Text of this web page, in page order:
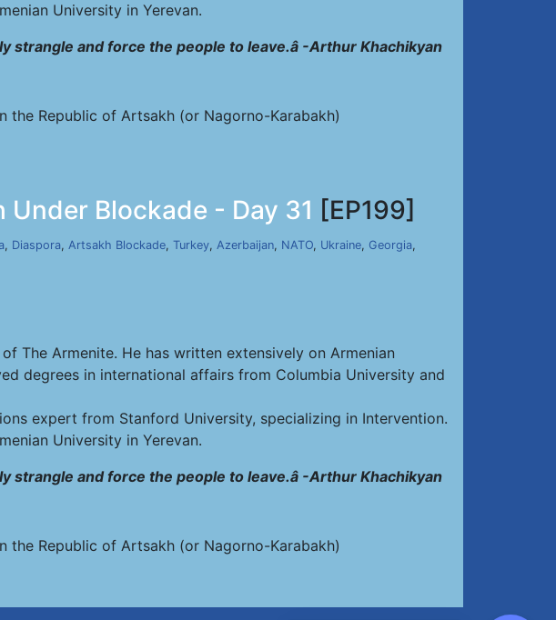
University in Yerevan.
strangle and force the people to leave.â -Arthur Khachikyan
the Republic of Artsakh (or Nagorno-Karabakh)
Blockade - Day 31 [EP199]
, Diaspora, Artsakh Blockade, Turkey, Azerbaijan, NATO, Ukraine, Georgia,
The Armenite. He has written extensively on Armenian
degrees in international affairs from Columbia University and
expert from Stanford University, specializing in Intervention.
University in Yerevan.
strangle and force the people to leave.â -Arthur Khachikyan
the Republic of Artsakh (or Nagorno-Karabakh)